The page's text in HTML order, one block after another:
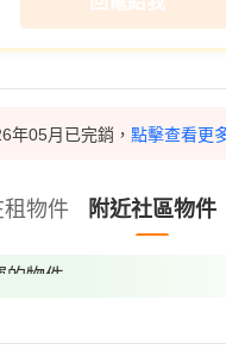
年05月已完銷， 點擊查看更
租物件 附近社區物件
的物件